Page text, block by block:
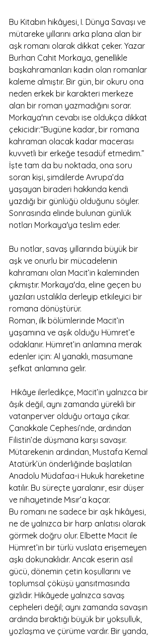
Bu Kitabın hikâyesi, I. Dünya Savaşı ve
mütareke yıllarını arka plana alan bir
aşk romanı olarak dikkat çeker. Yazar
Burhan Cahit Morkaya, genellikle
başkahramanları kadın olan romanlar
kaleme almıştır. Bir gün, bir okuru ona
neden erkek bir karakteri merkeze
alan bir roman yazmadığını sorar.
Morkaya'nın cevabı ise oldukça dikkat
çekicidir:“Bugüne kadar, bir romana
kahraman olacak kadar macerası
kuvvetli bir erkeğe tesadüf etmedim.”
İşte tam da bu noktada, ona soru
soran kişi, şimdilerde Avrupa’da
yaşayan biraderi hakkında kendi
yazdığı bir günlüğü olduğunu söyler.
Sonrasında elinde bulunan günlük
notları Morkaya'ya teslim eder.
Bu notlar, savaş yıllarında büyük bir
aşk ve onurlu bir mücadelenin
kahramanı olan Macit’in kaleminden
çıkmıştır. Morkaya'da, eline geçen bu
yazıları ustalıkla derleyip etkileyici bir
romana dönüştürür.
Roman, ilk bölümlerinde Macit’in
yaşamına ve aşık olduğu Hümret’e
odaklanır. Hümret’in anlamına merak
edenler için: Al yanaklı, masumane
şefkat anlamına gelir.
âşık değil, aynı zamanda yürekli bir
vatanperver olduğu ortaya çıkar.
Çanakkale Cephesi’nde, ardından
Filistin’de düşmana karşı savaşır.
Mütarekenin ardından, Mustafa Kemal
Atatürk’ün önderliğinde başlatılan
Anadolu Müdafaa-i Hukuk hareketine
katılır. Bu süreçte yaralanır, esir düşer
ve nihayetinde Mısır’a kaçar.
Bu romanı ne sadece bir aşk hikâyesi,
ne de yalnızca bir harp anlatısı olarak
görmek doğru olur. Elbette Macit ile
Hümret’in bir türlü vuslata erişemeyen
aşkı dokunaklıdır. Ancak eserin asıl
gücü, dönemin çetin koşullarını ve
toplumsal çöküşü yansıtmasında
gizlidir. Hikâyede yalnızca savaş
cepheleri değil; aynı zamanda savaşın
ardında bıraktığı büyük bir yoksulluk,
yozlaşma ve çürüme vardır. Bir yanda,